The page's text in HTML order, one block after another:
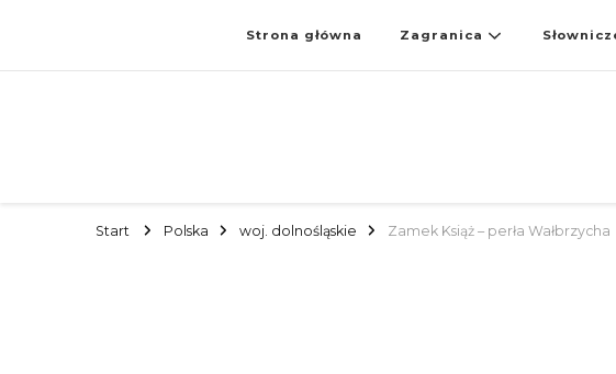
Strona główna Zagranica
Start Polska woj. dolnośląskie Zamek Książ – perła Wałbrzycha